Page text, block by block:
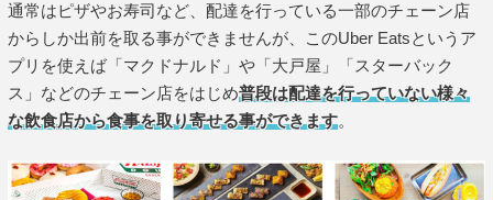
通常はピザやお寿司など、配達を行っている一部のチェーン店
からしか出前を取る事ができませんが、このUber Eatsというア
プリを使えば「マクドナルド」や「大戸屋」「スターバック
ス」などのチェーン店をはじめ普段は配達を行っていない様々
な飲食店から食事を取り寄せる事ができます。